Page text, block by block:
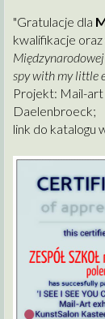
"Gratulacje dla
kwalifikacje
Międzynarodowej
spy with my little
Projekt: Mail-
Daelenbroeck;
link do katalogu